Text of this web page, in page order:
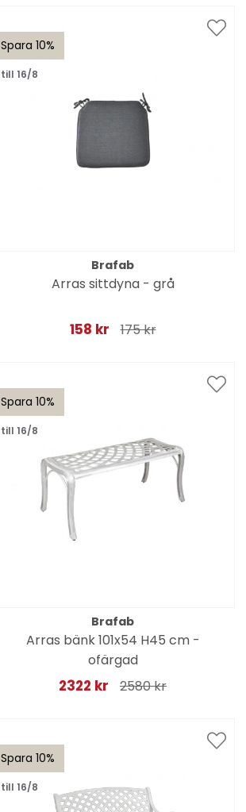
Spara 10%
till 16/8
Brafab
Arras sittdyna - grå
158 kr 175 kr
Spara 10%
till 16/8
Brafab
Arras bänk 101x54 H45 cm -
ofärgad
2322 kr 2580 kr
Spara 10%
till 16/8